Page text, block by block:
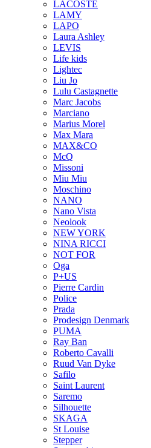
LACOSTE
LAMY
LAPO
Laura Ashley
LEVIS
Life kids
Lightec
Liu Jo
Lulu Castagnette
Marc Jacobs
Marciano
Marius Morel
Max Mara
MAX&CO
McQ
Missoni
Miu Miu
Moschino
NANO
Nano Vista
Neolook
NEW YORK
NINA RICCI
NOT FOR
Oga
P+US
Pierre Cardin
Police
Prada
Prodesign Denmark
PUMA
Ray Ban
Roberto Cavalli
Ruud Van Dyke
Safilo
Saint Laurent
Saremo
Silhouette
SKAGA
St Louise
Stepper